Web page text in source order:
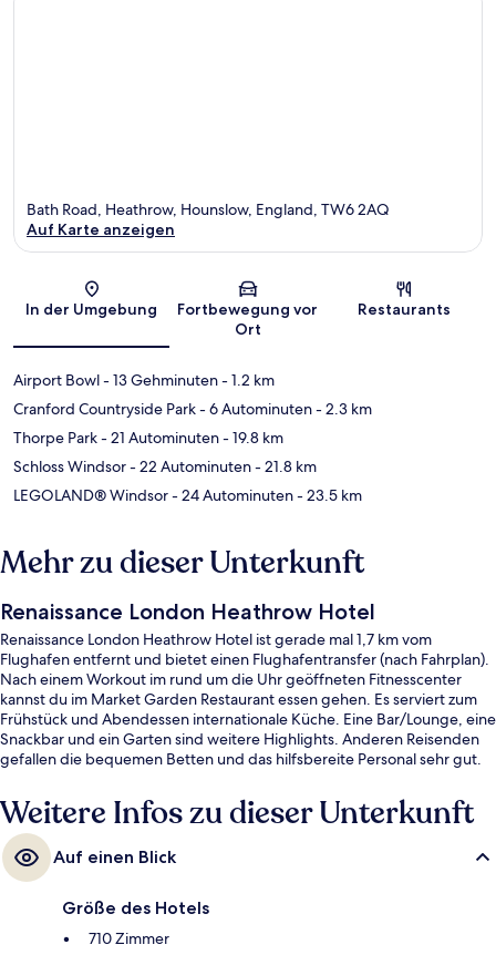
Karte
Bath Road, Heathrow, Hounslow, England, TW6 2AQ
Auf Karte anzeigen
In der Umgebung
Fortbewegung vor
Ort
Restaurants
Airport Bowl- 13 Gehminuten- 1.2 km
Cranford Countryside Park- 6 Autominuten- 2.3 km
Thorpe Park- 21 Autominuten- 19.8 km
Schloss Windsor- 22 Autominuten- 21.8 km
LEGOLAND® Windsor- 24 Autominuten- 23.5 km
Mehr zu dieser Unterkunft
Renaissance London Heathrow Hotel
Renaissance London Heathrow Hotel ist gerade mal 1,7 km vom
Flughafen entfernt und bietet einen Flughafentransfer (nach Fahrplan).
Nach einem Workout im rund um die Uhr geöffneten Fitnesscenter
kannst du im Market Garden Restaurant essen gehen. Es serviert zum
Frühstück und Abendessen internationale Küche. Eine Bar/Lounge, eine
Snackbar und ein Garten sind weitere Highlights. Anderen Reisenden
gefallen die bequemen Betten und das hilfsbereite Personal sehr gut.
Weitere Infos zu dieser Unterkunft
Auf einen Blick
Größe des Hotels
710 Zimmer